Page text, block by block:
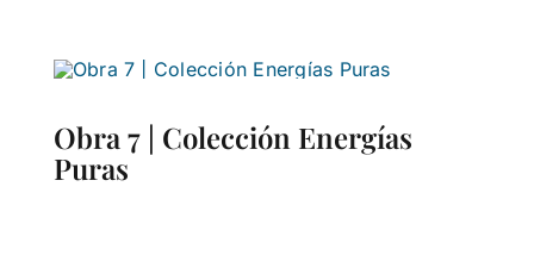
Obra 7 | Colección Energías
Puras